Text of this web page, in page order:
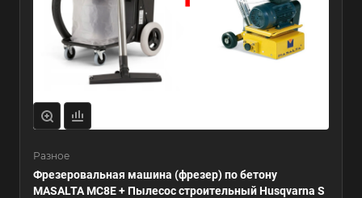
Разное
Фрезеровальная машина (фрезер) по бетону
MASALTA MC8E + Пылесос строительный Husqvarna S